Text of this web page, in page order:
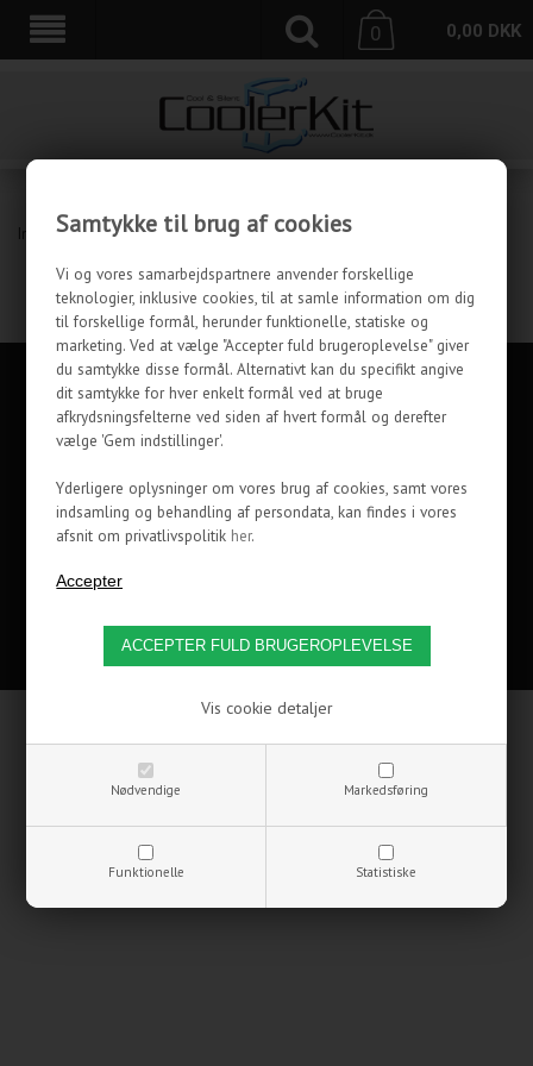
Samtykke til brug af cookies
Vi og vores samarbejdspartnere anvender forskellige
teknologier, inklusive cookies, til at samle information om dig
til forskellige formål, herunder funktionelle, statiske og
marketing. Ved at vælge "Accepter fuld brugeroplevelse" giver
du samtykke disse formål. Alternativt kan du specifikt angive
dit samtykke for hver enkelt formål ved at bruge
afkrydsningsfelterne ved siden af hvert formål og derefter
vælge 'Gem indstillinger'.
Yderligere oplysninger om vores brug af cookies, samt vores
indsamling og behandling af persondata, kan findes i vores
afsnit om privatlivspolitik her.
Nødvendige Markedsføring
Funktionelle Statistiske
Vis cookie detaljer
0,00 DKK
0
Ingen varer fundet
KUNDESERVICE
INFORMATION
OM OS
FØLG COOLERKIT
Copyrights © 2002-2021 CoolerKit A/S